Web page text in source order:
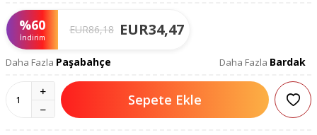
%60
İndirim
EUR86,18 EUR34,47
Daha Fazla Paşabahçe Daha Fazla Bardak
Sepete Ekle